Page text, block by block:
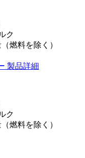
ク
燃料を除く）
製品詳細
ク
燃料を除く）